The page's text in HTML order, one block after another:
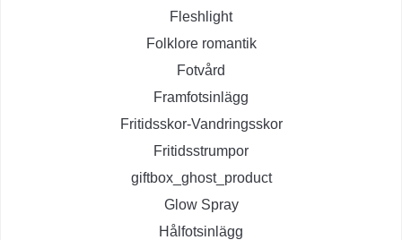
Fleshlight
Folklore romantik
Fotvård
Framfotsinlägg
Fritidsskor-Vandringsskor
Fritidsstrumpor
giftbox_ghost_product
Glow Spray
Hålfotsinlägg